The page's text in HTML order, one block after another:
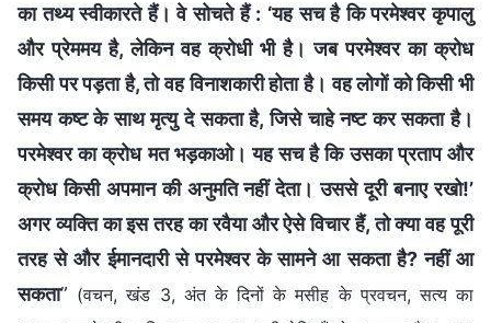
का तथ्य स्वीकारते हैं। वे सोचते हैं : ‘यह सच है कि परमेश्वर कृपालु
और प्रेममय है, लेकिन वह क्रोधी भी है। जब परमेश्वर का क्रोध
किसी पर पड़ता है, तो वह विनाशकारी होता है। वह लोगों को किसी भी
समय कष्ट के साथ मृत्यु दे सकता है, जिसे चाहे नष्ट कर सकता है।
परमेश्वर का क्रोध मत भड़काओ। यह सच है कि उसका प्रताप और
क्रोध किसी अपमान की अनुमति नहीं देता। उससे दूरी बनाए रखो!’
अगर व्यक्ति का इस तरह का रवैया और ऐसे विचार हैं, तो क्या वह पूरी
तरह से और ईमानदारी से परमेश्वर के सामने आ सकता है? नहीं आ
सकता” (वचन, खंड 3, अंत के दिनों के मसीह के प्रवचन, सत्य का